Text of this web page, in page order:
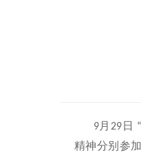
9月 29 日
精神分别参